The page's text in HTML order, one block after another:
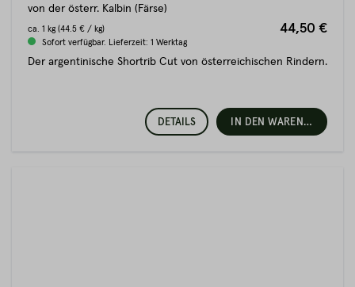
von der österr. Kalbin (Färse)
ca. 1 kg (44.5 € / kg) 44,50 €
Sofort verfügbar. Lieferzeit: 1 Werktag
Der argentinische Shortrib Cut von österreichischen Rindern.
DETAILS IN DEN WARENKORB